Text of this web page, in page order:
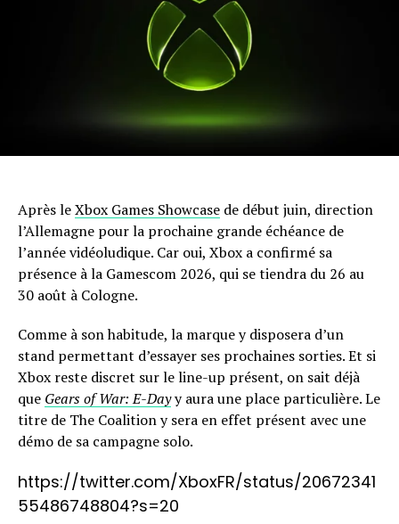
Après leXbox Games Showcase de début juin, direction
l’Allemagne pour la prochaine grande échéance de
l’année vidéoludique. Car oui, Xbox a confirmé sa
présence à la Gamescom 2026, qui se tiendra du 26 au
30 août à Cologne.
Comme à son habitude, la marque y disposera d’un
stand permettant d’essayer ses prochaines sorties. Et si
Xbox reste discret sur le line-up présent, on sait déjà
que Gears of War: E-Dayy aura une place particulière. Le
titre de The Coalition y sera en effet présent avec une
démo de sa campagne solo.
https://twitter.com/XboxFR/status/20672341
55486748804?s=20